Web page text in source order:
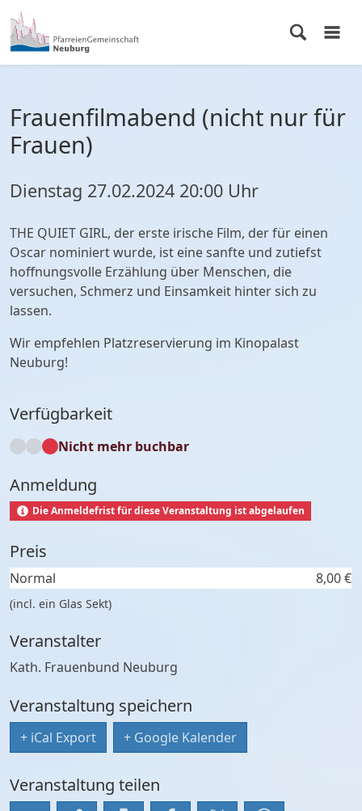
Frauenfilmabend (nicht nur für
Frauen)
Dienstag 27.02.2024 20:00 Uhr
THE QUIET GIRL, der erste irische Film, der für einen
Oscar nominiert wurde, ist eine sanfte und zutiefst
hoffnungsvolle Erzählung über Menschen, die
versuchen, Schmerz und Einsamkeit hinter sich zu
lassen.
Wir empfehlen Platzreservierung im Kinopalast
Neuburg!
Verfügbarkeit
Nicht mehr buchbar
Anmeldung
Die Anmeldefrist für diese Veranstaltung ist abgelaufen
Preis
Normal 8,00 €
(incl. ein Glas Sekt)
Veranstalter
Kath. Frauenbund Neuburg
Veranstaltung speichern
+ iCal Export + Google Kalender
Veranstaltung teilen